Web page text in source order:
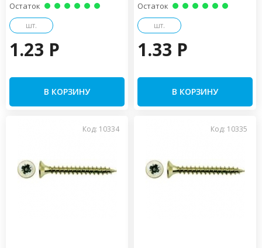
Остаток
шт.
1.23 P
В КОРЗИНУ
Остаток
шт.
1.33 P
В КОРЗИНУ
Код: 10334 Код: 10335